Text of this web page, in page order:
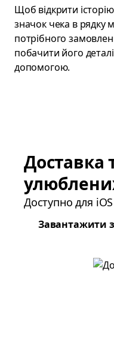
Щоб відкрити
значок чека в рядку
потрібного
побачити його
допомогою.
Доставка
Доступно для
Завантажити